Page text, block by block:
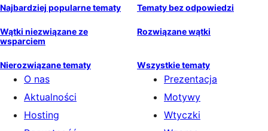
Najbardziej popularne tematy Tematy bez odpowiedzi
Wątki niezwiązane ze
wsparciem
Rozwiązane wątki
Nierozwiązane tematy Wszystkie tematy
O nas
Aktualności
Hosting
Prezentacja
Motywy
Wtyczki